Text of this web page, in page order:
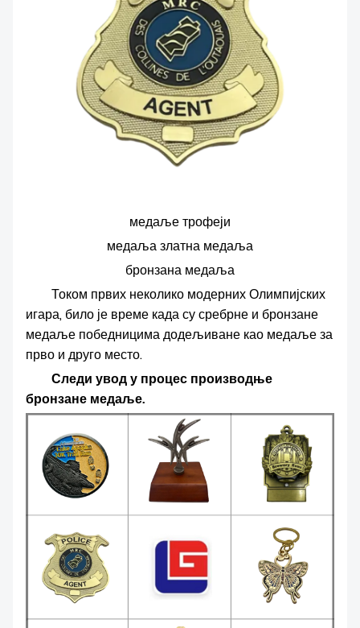
медаље трофеји
медаља златна медаља
бронзана медаља
Током првих неколико модерних Олимпијских
игара, било је време када су сребрне и бронзане
медаље победницима додељиване као медаље за
прво и друго место.
Следи увод у процес производње
бронзане медаље.